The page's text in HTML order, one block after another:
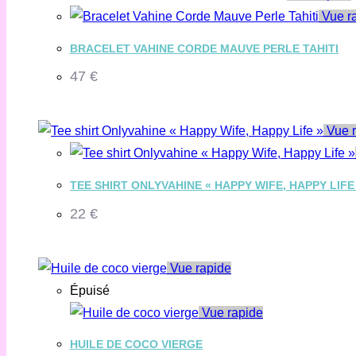
Vue
BRACELET VAHINE CORDE MAUVE PERLE TAHITI
47 €
Vue
TEE SHIRT ONLYVAHINE « HAPPY WIFE, HAPPY LIFE
22 €
Vue rapide
Épuisé
Vue rapide
HUILE DE COCO VIERGE